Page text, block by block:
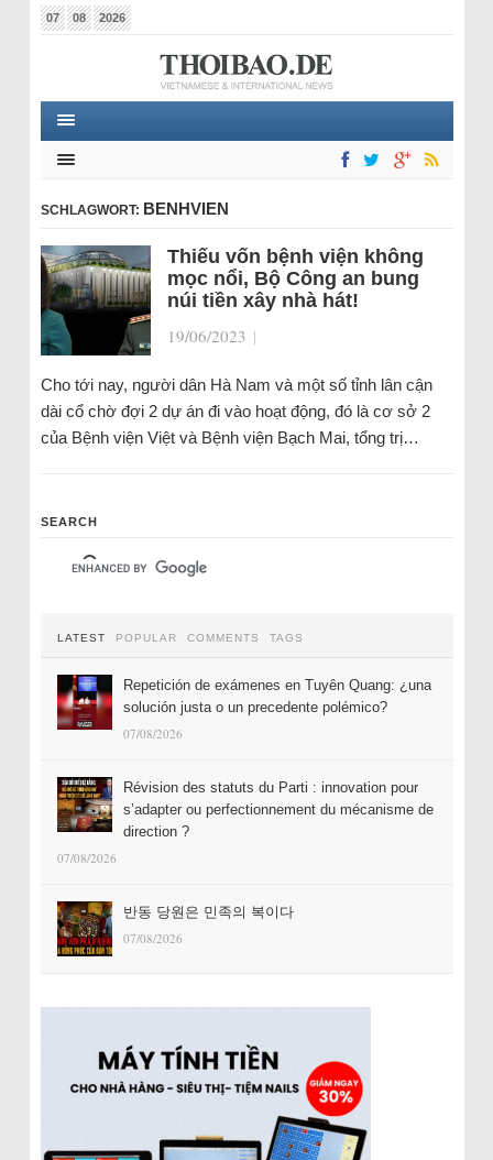
07 08 2026
SCHLAGWORT: BENHVIEN
Thiếu vốn bệnh viện không
mọc nổi, Bộ Công an bung
núi tiền xây nhà hát!
19/06/2023 |
Cho tới nay, người dân Hà Nam và một số tỉnh lân cận
dài cổ chờ đợi 2 dự án đi vào hoạt động, đó là cơ sở 2
của Bệnh viện Việt và Bệnh viện Bạch Mai, tổng trị…
SEARCH
LATEST POPULAR COMMENTS TAGS
Repetición de exámenes en Tuyên Quang: ¿una
solución justa o un precedente polémico?
07/08/2026
Révision des statuts du Parti : innovation pour
s’adapter ou perfectionnement du mécanisme de
direction ?
07/08/2026
반동 당원은 민족의 복이다
07/08/2026